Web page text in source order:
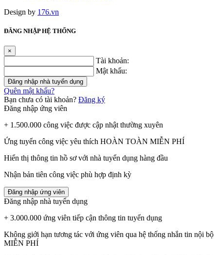
Design by 176.vn
ĐĂNG NHẬP HỆ THỐNG
×
Tài khoản:
Mật khẩu:
Đăng nhập nhà tuyển dụng
Quên mật khẩu?
Bạn chưa có tài khoản? Đăng ký
Đăng nhập ứng viên
+ 1.500.000 công việc được cập nhật thường xuyên
Ứng tuyển công việc yêu thích HOÀN TOÀN MIỄN PHÍ
Hiển thị thông tin hồ sơ với nhà tuyển dụng hàng đầu
Nhận bản tiên công việc phù hợp định kỳ
Đăng nhập ứng viên
Đăng nhập nhà tuyển dụng
+ 3.000.000 ứng viên tiếp cận thông tin tuyển dụng
Không giới hạn tương tác với ứng viên qua hệ thống nhắn tin nội bộ
MIỄN PHÍ